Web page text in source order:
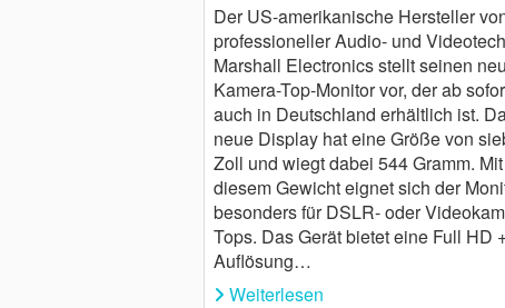
Der US-amerikanische Hersteller
professioneller Audio- und
Marshall Electronics stellt seinen
Kamera-Top-Monitor vor, der ab
auch in Deutschland erhältlich ist.
neue Display hat eine Größe von
Zoll und wiegt dabei 544 Gramm. Mit
diesem Gewicht eignet sich der
besonders für DSLR- oder
Tops. Das Gerät bietet eine Full HD
Auflösung…
Weiterlesen